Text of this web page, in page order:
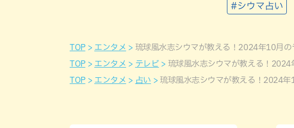
#シウマ占い
TOP エンタメ
琉球風水志シウマが教える！2024年10月
TOP
エンタメ テレビ
琉球風水志シウマが教える！
TOP
エンタメ 占い 琉球風水志シウマが教える！2024